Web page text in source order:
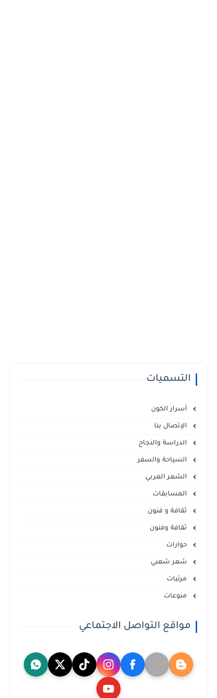
التسميات
أسرار الكون
الإتصال بنا
الدراسة والنجاح
السياحة والسفر
الشعر العربي
المسابقات
ثقافة و فنون
ثقافة وفنون
حوارات
شعر شعبي
مرئيات
منوعات
مواقع التواصل الاجتماعي